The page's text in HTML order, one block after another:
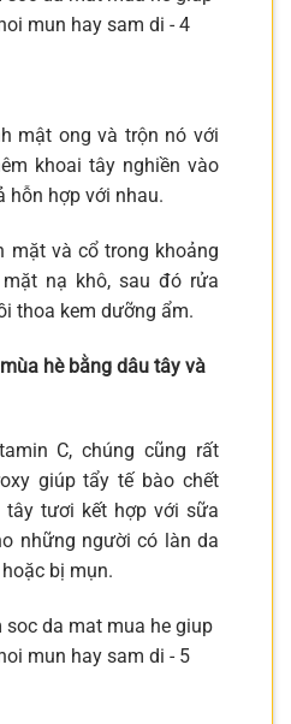
mật ong và trộn nó với
khoai tây nghiền vào
hỗn hợp với nhau.
mặt và cổ trong khoảng
nạ khô, sau đó rửa
thoa kem dưỡng ẩm.
hè bằng dâu tây và
C, chúng cũng rất
giúp tẩy tế bào chết
tươi kết hợp với sữa
những người có làn da
bị mụn.